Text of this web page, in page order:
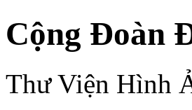
Cộng Đoàn
Thư Viện Hình